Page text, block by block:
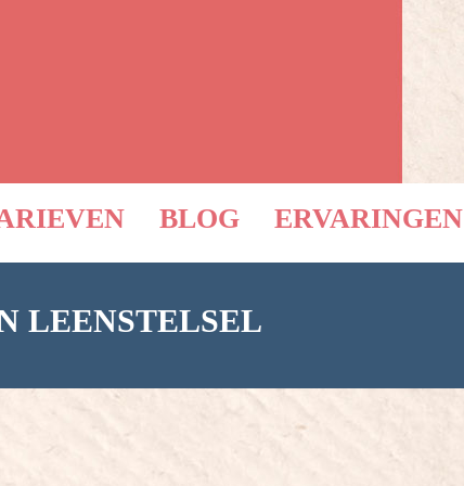
BLOG
ERVARINGEN
LEENSTELSEL